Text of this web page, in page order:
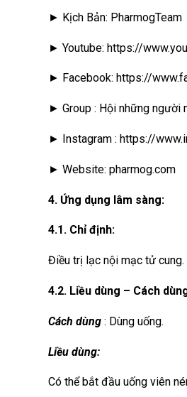
► Kịch Bản: PharmogTeam
► Youtube: https://
► Facebook: https://
► Group : Hội những người
► Instagram : https://
► Website: pharmog.com
4. Ứng dụng lâm sàng:
4.1. Chỉ định:
Điều trị lạc nội mạc tử cung.
4.2. Liều dùng – Cách
Cách dùng : Dùng uống.
Liều dùng:
Có thể bắt đầu uống viên